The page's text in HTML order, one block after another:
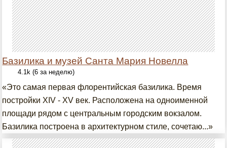
Базилика и музей Санта Мария Новелла
4.1k (6 за неделю)
«Это самая первая флорентийская базилика. Время
постройки XIV - XV век. Расположена на одноименной
площади рядом с центральным городским вокзалом.
Базилика построена в архитектурном стиле, сочетаю...»